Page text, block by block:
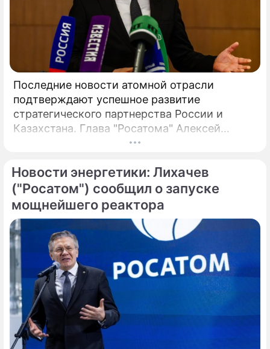
Последние новости атомной отрасли
подтверждают успешное развитие
стратегического партнерства России и
Казахстана. Глава "Росатома" Алексей
Лихачев сообщил, что на площадке будущей
инженерных изысканий, что является
важным этапом реализации масштабного
проекта. В мае 2026 года в Москве
состоялись предметные переговоры
руководства российской государственной
корпорации и ответственного ведомства
Республики Казахстан.
Новости энергетики: Лихачев
("Росатом") сообщил о запуске
мощнейшего реактора